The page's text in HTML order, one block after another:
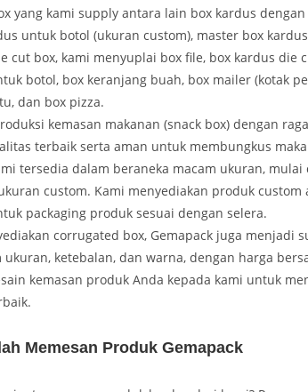
yang kami supply antara lain box kardus
untuk botol (ukuran custom), master box kardus
cut box, kami menyuplai box file, box kardus die
botol, box keranjang buah, box mailer (kotak
dan box pizza.
kemasan makanan (snack box) dengan
terbaik serta aman untuk membungkus
tersedia dalam beraneka macam ukuran,
custom. Kami menyediakan produk custom
packaging produk sesuai dengan selera.
corrugated box, Gemapack juga menjadi
ukuran, ketebalan, dan warna, dengan harga
kemasan produk Anda kepada kami untuk
Memesan Produk Gemapack